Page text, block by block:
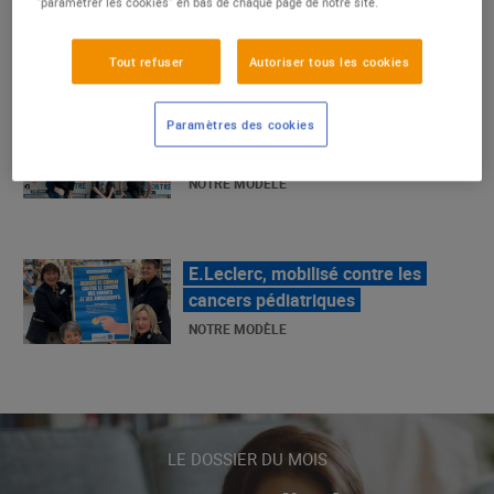
La Grande Rencontre 2024, encore
un succès
NOTRE MODÈLE
cancers pédiatriques
LE MOUVEMENT E.LECLERC ET
SES COMBATS
« Repérage » - La nouvelle revue de
tendances de Marque Repère
LE DOSSIER DU MOIS
Tout refuser Autoriser tous les cookies
Paramètres des cookies